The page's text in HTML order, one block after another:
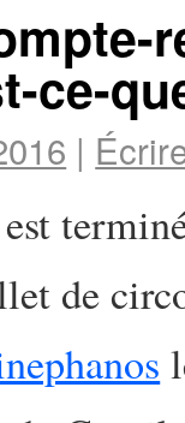
ce-
|
de